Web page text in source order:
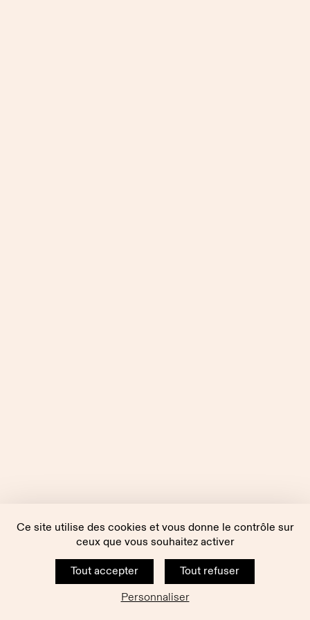
Ce site utilise des cookies et vous donne le contrôle sur
ceux que vous souhaitez activer
Tout accepter
Tout refuser
Personnaliser